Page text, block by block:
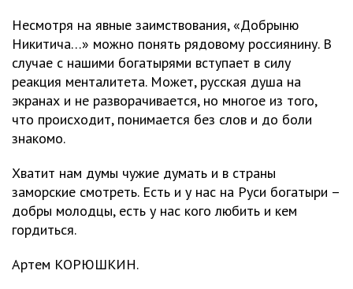
Несмотря на явные заимствования, «Добрыню
Никитича…» можно понять рядовому россиянину. В
случае с нашими богатырями вступает в силу
реакция менталитета. Может, русская душа на
экранах и не разворачивается, но многое из того,
что происходит, понимается без слов и до боли
знакомо.
Хватит нам думы чужие думать и в страны
заморские смотреть. Есть и у нас на Руси богатыри –
добры молодцы, есть у нас кого любить и кем
гордиться.
Артем КОРЮШКИН.